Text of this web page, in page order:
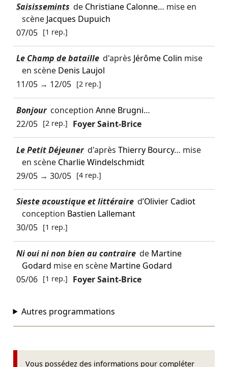
Saisissemints de Christiane Calonne… mise en
scène Jacques Dupuich
07/05 [1 rep.]
Le Champ de bataille d'après Jérôme Colin mise
en scène Denis Laujol
11/05→ 12/05 [2 rep.]
Bonjour conception Anne Brugni…
22/05 [2 rep.] Foyer Saint-Brice
Le Petit Déjeuner d'après Thierry Bourcy… mise
en scène Charlie Windelschmidt
29/05→ 30/05 [4 rep.]
Sieste acoustique et littéraire d’Olivier Cadiot
conception Bastien Lallemant
30/05 [1 rep.]
Ni oui ni non bien au contraire de Martine
Godard mise en scène Martine Godard
05/06 [1 rep.] Foyer Saint-Brice
Autres programmations
Vous possédez des informations pour compléter